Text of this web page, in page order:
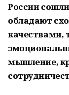
России
обладают
качествами,
мышление,